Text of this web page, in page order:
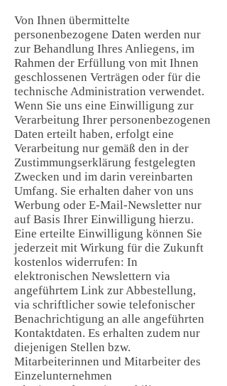
Von Ihnen übermittelte
personenbezogene Daten werden nur
zur Behandlung Ihres Anliegens, im
Rahmen der Erfüllung von mit Ihnen
geschlossenen Verträgen oder für die
technische Administration verwendet.
Wenn Sie uns eine Einwilligung zur
Verarbeitung Ihrer personenbezogenen
Daten erteilt haben, erfolgt eine
Verarbeitung nur gemäß den in der
Zustimmungserklärung festgelegten
Zwecken und im darin vereinbarten
Umfang. Sie erhalten daher von uns
Werbung oder E-Mail-Newsletter nur
auf Basis Ihrer Einwilligung hierzu.
Eine erteilte Einwilligung können Sie
jederzeit mit Wirkung für die Zukunft
kostenlos widerrufen: In
elektronischen Newslettern via
angeführtem Link zur Abbestellung,
via schriftlicher sowie telefonischer
Benachrichtigung an alle angeführten
Kontaktdaten. Es erhalten zudem nur
diejenigen Stellen bzw.
Mitarbeiterinnen und Mitarbeiter des
Einzelunternehmen